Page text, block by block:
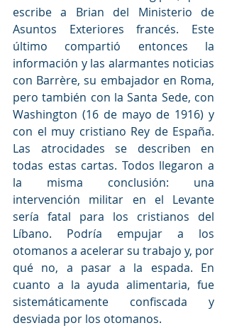
escribe a Brian del Ministerio de
Asuntos Exteriores francés. Este
último compartió entonces la
información y las alarmantes noticias
con Barrère, su embajador en Roma,
pero también con la Santa Sede, con
Washington (16 de mayo de 1916) y
con el muy cristiano Rey de España.
Las atrocidades se describen en
todas estas cartas. Todos llegaron a
la misma conclusión: una
intervención militar en el Levante
sería fatal para los cristianos del
Líbano. Podría empujar a los
otomanos a acelerar su trabajo y, por
qué no, a pasar a la espada. En
cuanto a la ayuda alimentaria, fue
sistemáticamente confiscada y
desviada por los otomanos.